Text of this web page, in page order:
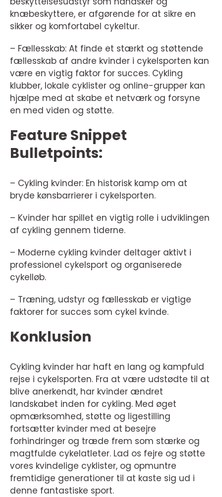
knæbeskyttere, er afgørende for at sikre en
sikker og komfortabel cykeltur.
– Fællesskab: At finde et stærkt og støttende
fællesskab af andre kvinder i cykelsporten kan
være en vigtig faktor for succes. Cykling
klubber, lokale cyklister og online-grupper kan
hjælpe med at skabe et netværk og forsyne
en med viden og støtte.
Feature Snippet
Bulletpoints:
– Cykling kvinder: En historisk kamp om at
bryde kønsbarrierer i cykelsporten.
– Kvinder har spillet en vigtig rolle i udviklingen
af cykling gennem tiderne.
– Moderne cykling kvinder deltager aktivt i
professionel cykelsport og organiserede
cykelløb.
– Træning, udstyr og fællesskab er vigtige
faktorer for succes som cykel kvinde.
Konklusion
Cykling kvinder har haft en lang og kampfuld
rejse i cykelsporten. Fra at være udstødte til at
blive anerkendt, har kvinder ændret
landskabet inden for cykling. Med øget
opmærksomhed, støtte og ligestilling
fortsætter kvinder med at besejre
forhindringer og træde frem som stærke og
magtfulde cykelatleter. Lad os fejre og støtte
vores kvindelige cyklister, og opmuntre
fremtidige generationer til at kaste sig ud i
denne fantastiske sport.